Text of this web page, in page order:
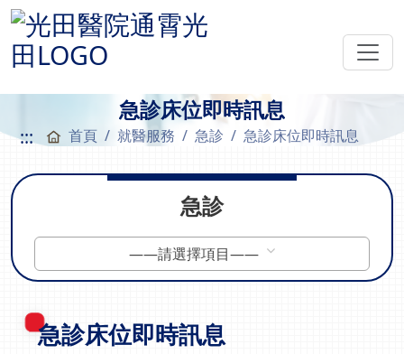
急診床位即時訊息
::: 首頁 就醫服務 急診 急診床位即時訊息
急診
——請選擇項目——
急診床位即時訊息